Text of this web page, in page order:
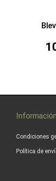
Información
Condiciones
Política de